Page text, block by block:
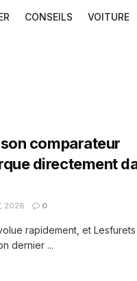
CONSEILS VOITURE
comparateur
directement
2026 0
rapidement, et
dernier ...